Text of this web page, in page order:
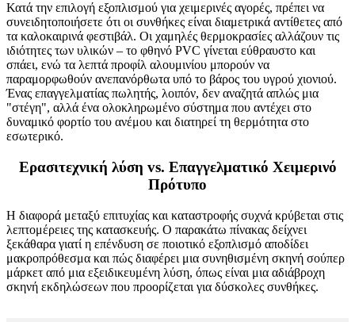
Κατά την επιλογή εξοπλισμού για χειμερινές αγορές, πρέπει να
συνειδητοποιήσετε ότι οι συνθήκες είναι διαμετρικά αντίθετες από
τα καλοκαιρινά φεστιβάλ. Οι χαμηλές θερμοκρασίες αλλάζουν τις
ιδιότητες των υλικών – το φθηνό PVC γίνεται εύθραυστο και
σπάει, ενώ τα λεπτά προφίλ αλουμινίου μπορούν να
παραμορφωθούν ανεπανόρθωτα υπό το βάρος του υγρού χιονιού.
Ένας επαγγελματίας πωλητής, λοιπόν, δεν αναζητά απλώς μια
"στέγη", αλλά ένα ολοκληρωμένο σύστημα που αντέχει στο
δυναμικό φορτίο του ανέμου και διατηρεί τη θερμότητα στο
εσωτερικό.
Ερασιτεχνική λύση vs. Επαγγελματικό Χειμερινό
Πρότυπο
Η διαφορά μεταξύ επιτυχίας και καταστροφής συχνά κρύβεται στις
λεπτομέρειες της κατασκευής. Ο παρακάτω πίνακας δείχνει
ξεκάθαρα γιατί η επένδυση σε ποιοτικό εξοπλισμό αποδίδει
μακροπρόθεσμα και πώς διαφέρει μια συνηθισμένη σκηνή σούπερ
μάρκετ από μια εξειδικευμένη λύση, όπως είναι μια αδιάβροχη
σκηνή εκδηλώσεων που προορίζεται για δύσκολες συνθήκες.